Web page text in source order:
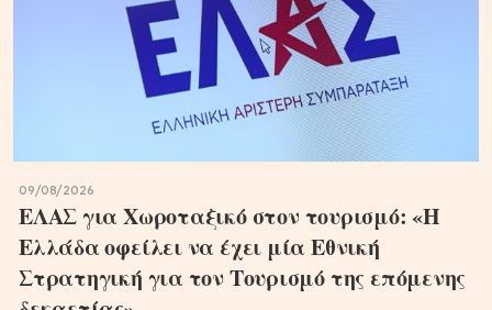
09/08/2026
ΕΛΑΣ για Χωροταξικό στον τουρισμό: «Η
Ελλάδα οφείλει να έχει μία Εθνική
Στρατηγική για τον Τουρισμό της επόμενης